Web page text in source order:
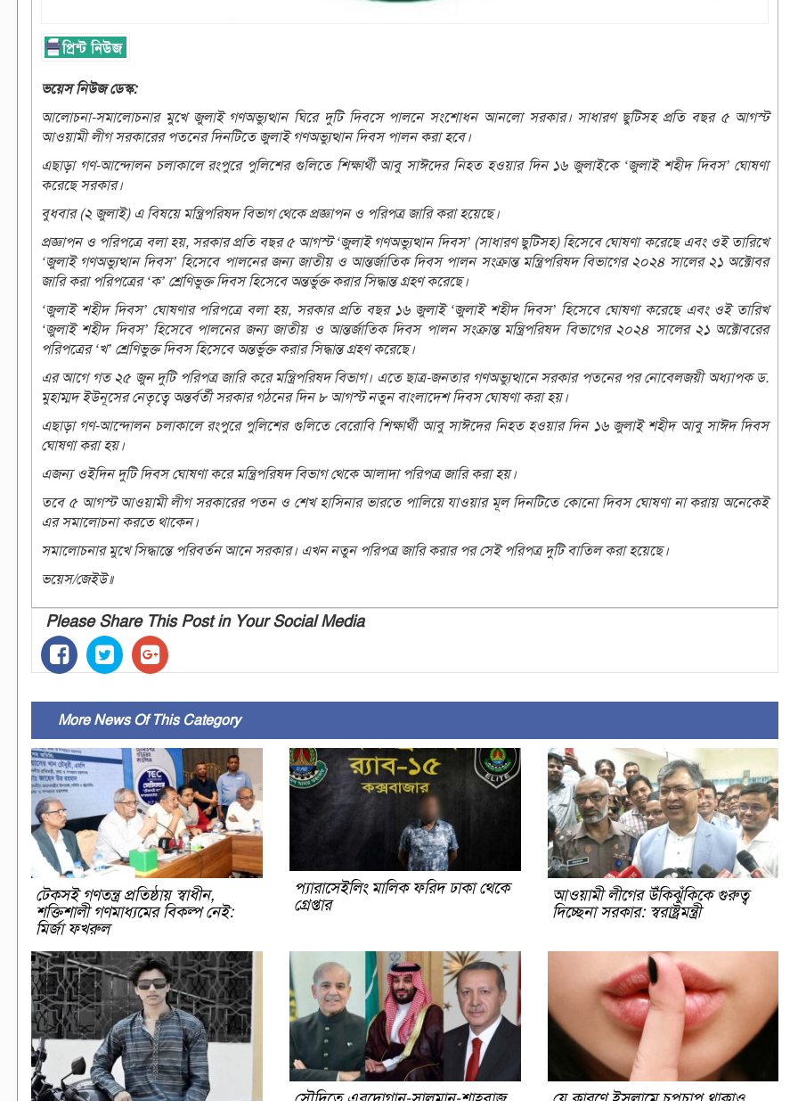
ভয়েস নিউজ ডেস্ক:
আলোচনা-সমালোচনার মুখে জুলাই গণঅভ্যুত্থান ঘিরে দুটি দিবসে পালনে সংশোধন আনলো সরকার। সাধারণ ছুটিসহ প্রতি বছর ৫ আগস্ট
আওয়ামী লীগ সরকারের পতনের দিনটিতে জুলাই গণঅভ্যুত্থান দিবস পালন করা হবে।
এছাড়া গণ-আন্দোলন চলাকালে রংপুরে পুলিশের গুলিতে শিক্ষার্থী আবু সাঈদের নিহত হওয়ার দিন ১৬ জুলাইকে ‌‘জুলাই শহীদ দিবস’ ঘোষণা
করেছে সরকার।
বুধবার (২ জুলাই) এ বিষয়ে মন্ত্রিপরিষদ বিভাগ থেকে প্রজ্ঞাপন ও পরিপত্র জারি করা হয়েছে।
প্রজ্ঞাপন ও পরিপত্রে বলা হয়, সরকার প্রতি বছর ৫ আগস্ট ‘জুলাই গণঅভ্যুত্থান দিবস’ (সাধারণ ছুটিসহ) হিসেবে ঘোষণা করেছে এবং ওই তারিখে
‘জুলাই গণঅভ্যুত্থান দিবস’ হিসেবে পালনের জন্য জাতীয় ও আন্তর্জাতিক দিবস পালন সংক্রান্ত মন্ত্রিপরিষদ বিভাগের ২০২৪ সালের ২১ অক্টোবর
জারি করা পরিপত্রের ‘ক’ শ্রেণিভুক্ত দিবস হিসেবে অন্তর্ভুক্ত করার সিদ্ধান্ত গ্রহণ করেছে।
‘জুলাই শহীদ দিবস’ ঘোষণার পরিপত্রে বলা হয়, সরকার প্রতি বছর ১৬ জুলাই ‘জুলাই শহীদ দিবস’ হিসেবে ঘোষণা করেছে এবং ওই তারিখ
‘জুলাই শহীদ দিবস’ হিসেবে পালনের জন্য জাতীয় ও আন্তর্জাতিক দিবস পালন সংক্রান্ত মন্ত্রিপরিষদ বিভাগের ২০২৪ সালের ২১ অক্টোবরের
পরিপত্রের ‘খ’ শ্রেণিভুক্ত দিবস হিসেবে অন্তর্ভুক্ত করার সিদ্ধান্ত গ্রহণ করেছে।
এর আগে গত ২৫ জুন দুটি পরিপত্র জারি করে মন্ত্রিপরিষদ বিভাগ। এতে ছাত্র-জনতার গণঅভ্যুত্থানে সরকার পতনের পর নোবেলজয়ী অধ্যাপক ড.
মুহাম্মদ ইউনূসের নেতৃত্বে অন্তর্বর্তী সরকার গঠনের দিন ৮ আগস্ট নতুন বাংলাদেশ দিবস ঘোষণা করা হয়।
এছাড়া গণ-আন্দোলন চলাকালে রংপুরে পুলিশের গুলিতে বেরোবি শিক্ষার্থী আবু সাঈদের নিহত হওয়ার দিন ১৬ জুলাই শহীদ আবু সাঈদ দিবস
ঘোষণা করা হয়।‌
এজন্য ওইদিন দুটি দিবস ঘোষণা করে মন্ত্রিপরিষদ বিভাগ থেকে আলাদা পরিপত্র জারি করা হয়।
তবে ৫ আগস্ট আওয়ামী লীগ সরকারের পতন ও শেখ হাসিনার ভারতে পালিয়ে যাওয়ার মূল দিনটিতে কোনো দিবস ঘোষণা না করায় অনেকেই
এর সমালোচনা করতে থাকেন।
সমালোচনার মুখে সিদ্ধান্তে পরিবর্তন আনে সরকার। এখন নতুন পরিপত্র জারি করার পর সেই পরিপত্র দুটি বাতিল করা হয়েছে।
ভয়েস/জেইউ॥
Please Share This Post in Your Social Media
More News Of This Category
টেকসই গণতন্ত্র প্রতিষ্ঠায় স্বাধীন,
শক্তিশালী গণমাধ্যমের বিকল্প নেই:
মির্জা ফখরুল
প্যারাসেইলিং মালিক ফরিদ ঢাকা থেকে
গ্রেপ্তার
আওয়ামী লীগের উঁকিঝুঁকিকে গুরুত্ব
দিচ্ছেনা সরকার: স্বরাষ্ট্রমন্ত্রী